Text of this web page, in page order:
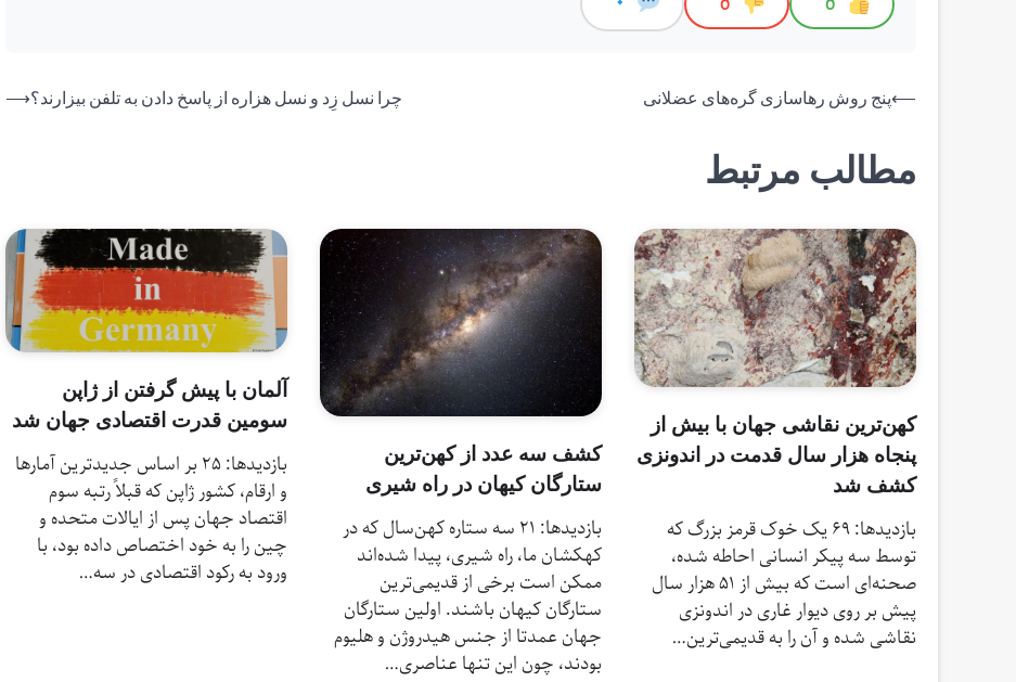
0
0
راهبری
⟵پنج روش رهاسازی گره‌های عضلانی چرا نسل زِد و نسل هزاره از پاسخ دادن به تلفن بیزارند؟⟶
مطالب مرتبط
کهن‌ترین نقاشی جهان با بیش از
پنجاه هزار سال قدمت در اندونزی
کشف شد
بازدیدها: 69 یک خوک قرمز بزرگ که
توسط سه پیکر انسانی احاطه شده،
صحنه‌ای است که بیش از ۵۱ هزار سال
پیش بر روی دیوار غاری در اندونزی
نقاشی شده و آن را به قدیمی‌ترین…
کشف سه عدد از کهن‌ترین
ستارگان کیهان در راه شیری
بازدیدها: 21 سه ستاره کهن‌سال که در
کهکشان ما، راه شیری، پیدا شده‌اند
ممکن است برخی از قدیمی‌ترین
ستارگان کیهان باشند. اولین ستارگان
جهان عمدتا از جنس هیدروژن و هلیوم
بودند، چون این تنها عناصری…
آلمان با پیش گرفتن از ژاپن
سومین قدرت اقتصادی جهان شد
بازدیدها: 25 بر اساس جدیدترین آمارها
و ارقام، کشور ژاپن که قبلاً رتبه سوم
اقتصاد جهان پس از ایالات متحده و
چین را به خود اختصاص داده بود، با
ورود به رکود اقتصادی در سه…